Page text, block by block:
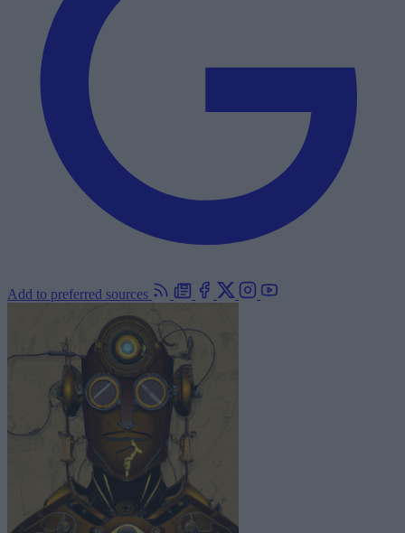
Add to preferred sources